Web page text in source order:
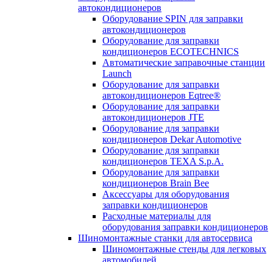
автокондиционеров
Оборудование SPIN для заправки
автокондиционеров
Оборудование для заправки
кондиционеров ECOTECHNICS
Автоматические заправочные станции
Launch
Оборудование для заправки
автокондиционеров Eqtree®
Оборудование для заправки
автокондиционеров JTE
Оборудование для заправки
кондиционеров Dekar Automotive
Оборудование для заправки
кондиционеров TEXA S.p.A.
Оборудование для заправки
кондиционеров Brain Bee
Аксессуары для оборудования
заправки кондиционеров
Расходные материалы для
оборудования заправки кондиционеров
Шиномонтажные станки для автосервиса
Шиномонтажные стенды для легковых
автомобилей